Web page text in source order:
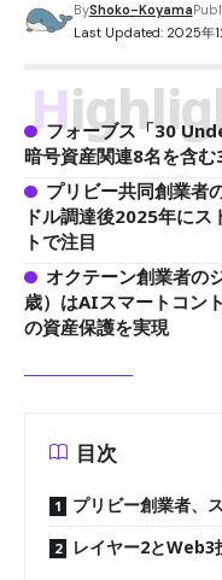
Last Updated: 2025年
ByShoko-Koyama
フォーブス「30
暗号資産関連8名を含
プリビー共同創業者
ドル調達後2025年にス
トで注目
オクテーン創業者の
歳）はAIスマートコン
の資産保護を実現
目次
プリビー創業者、
レイヤー2とWeb3